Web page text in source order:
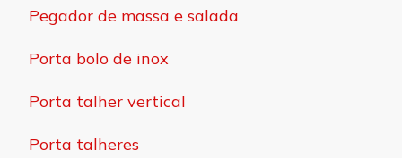
Pegador de massa e salada
Porta bolo de inox
Porta talher vertical
Porta talheres